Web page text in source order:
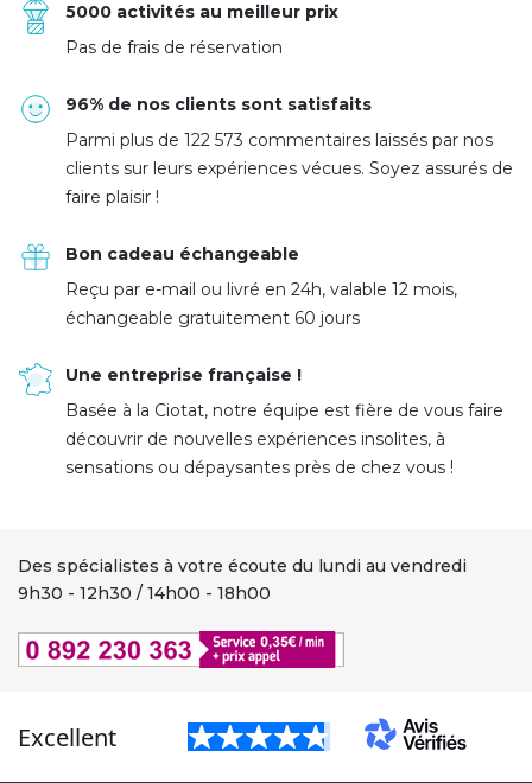
5000 activités au meilleur prix
Pas de frais de réservation
96% de nos clients sont satisfaits
Parmi plus de 122 573 commentaires laissés par nos
clients sur leurs expériences vécues. Soyez assurés de
faire plaisir !
Bon cadeau échangeable
Reçu par e-mail ou livré en 24h, valable 12 mois,
échangeable gratuitement 60 jours
Une entreprise française !
Basée à la Ciotat, notre équipe est fière de vous faire
découvrir de nouvelles expériences insolites, à
sensations ou dépaysantes près de chez vous !
Des spécialistes à votre écoute du lundi au vendredi
9h30 - 12h30 / 14h00 - 18h00
Excellent